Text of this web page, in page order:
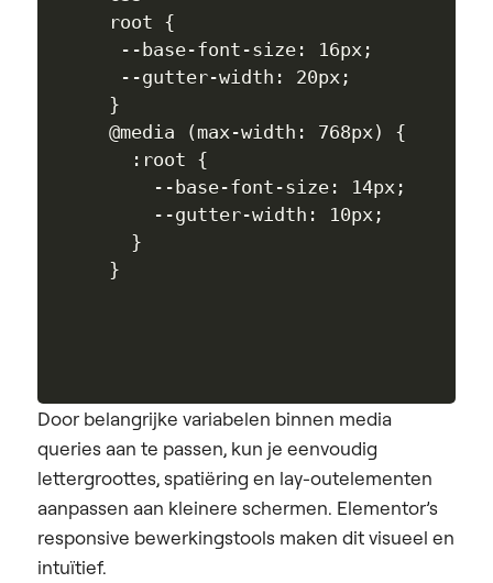
root {
--base-font-size: 16px;
--gutter-width: 20px;
}
@media (max-width: 768px) {
  :root {
    --base-font-size: 14px;
    --gutter-width: 10px;
  }
Door belangrijke variabelen binnen media
queries aan te passen, kun je eenvoudig
lettergroottes, spatiëring en lay-outelementen
aanpassen aan kleinere schermen. Elementor’s
responsive bewerkingstools maken dit visueel en
intuïtief.